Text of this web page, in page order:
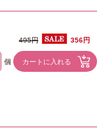
495円 356円
個